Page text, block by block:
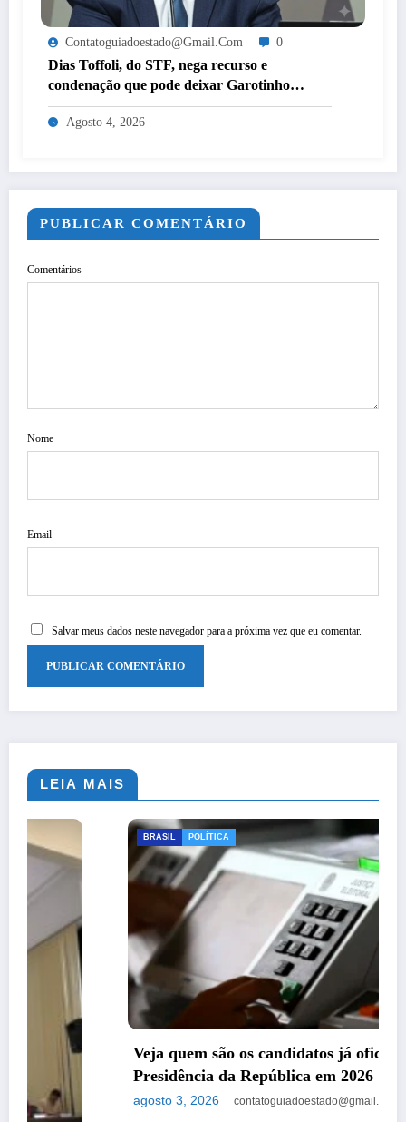
Contatoguiadoestado@gmail.com 0
Dias Toffoli, do STF, nega recurso e
condenação que pode deixar Garotinho
inelegível agora é definitiva
Agosto 4, 2026
PUBLICAR COMENTÁRIO
Comentários
Nome
Email
Salvar meus dados neste navegador para a próxima vez que eu comentar.
LEIA MAIS
Veja quem são os candidatos já oficializados à
Presidência da República em 2026
agosto 3, 2026 contatoguiadoestado@gmail.com